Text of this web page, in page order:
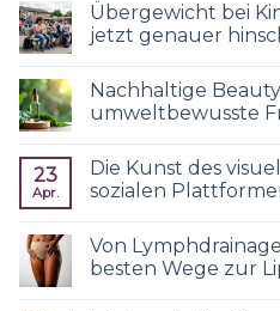
Übergewicht bei
jetzt genauer
Nachhaltige
umweltbewusste
23
Apr.
Die Kunst des
sozialen
Von
besten Wege zur